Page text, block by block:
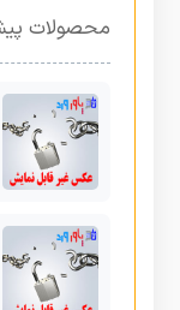
محصولات